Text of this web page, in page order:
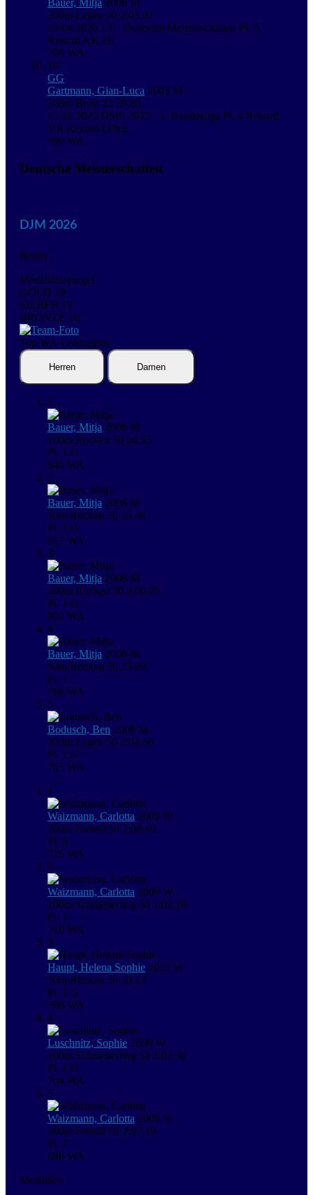
200m Lagen 50 2:03,01
23.04.2026 137. Deutsche Meisterschaften Pl. 5
Rekord AK 18
796 WA
10
GG
Gartmann, Gian-Luca 2003 M
100m Brust 25 59,83
13.12.2025 DMS 2025 - 1. Bundesliga Pl. 4 Rekord
VR Rekord Offen
789 WA
Deutsche Meisterschaften
DJM 2026
Berlin
Medaillenspiegel
GOLD 18
SILBER 13
BRONZE 16
Top WA-Leistungen
Herren Damen
1
Bauer, Mitja 2008 M
100m Rücken 50 54,55
Pl. 1 G
846 WA
2
Bauer, Mitja 2008 M
50m Rücken 50 25,46
Pl. 1 G
817 WA
3
Bauer, Mitja 2008 M
200m Rücken 50 2:00,45
Pl. 1 G
802 WA
4
Bauer, Mitja 2008 M
50m Rücken 50 25,99
Pl. 1
768 WA
5
Bodusch, Ben 2008 M
200m Lagen 50 2:04,66
Pl. 1 G
765 WA
1
Waizmann, Carlotta 2009 W
200m Freistil 50 2:06,19
Pl. 6
715 WA
2
Waizmann, Carlotta 2009 W
100m Schmetterling 50 1:02,18
Pl. 1
710 WA
3
Haupt, Helena Sophie 2012 W
50m Rücken 50 30,13
Pl. 1 G
708 WA
4
Luschnitz, Sophie 2008 W
100m Schmetterling 50 1:02,36
Pl. 1 G
704 WA
5
Waizmann, Carlotta 2009 W
200m Freistil 50 2:07,19
Pl. 7
698 WA
Medaillen